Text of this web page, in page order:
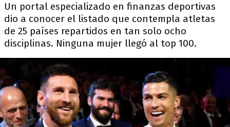
Un portal especializado en finanzas deportivas
dio a conocer el listado que contempla atletas
de 25 países repartidos en tan solo ocho
disciplinas. Ninguna mujer llegó al top 100.